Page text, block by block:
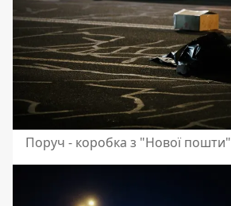
Поруч - коробка з "Нової пошти"